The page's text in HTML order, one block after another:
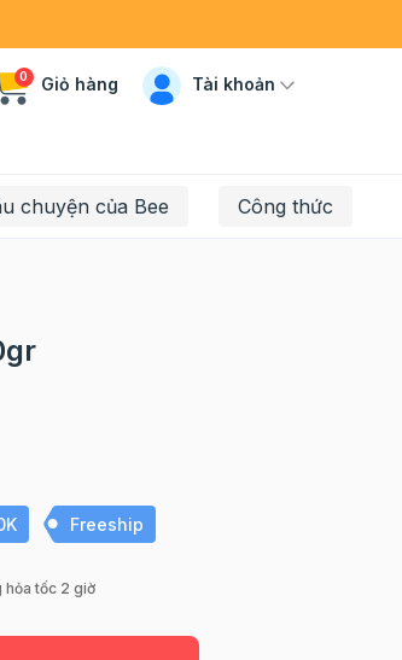
0 Giỏ hàng Tài khoản
chuyện của Bee Công thức
Freeship
hỏa tốc 2 giờ